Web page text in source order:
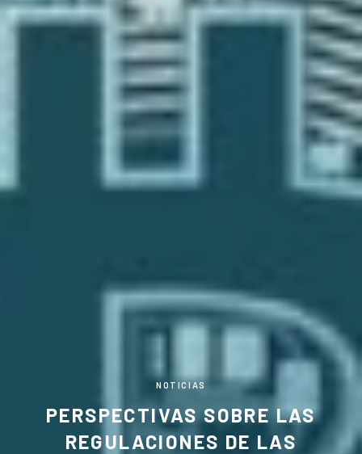
NOTICIAS
PERSPECTIVAS SOBRE LAS
REGULACIONES DE LAS